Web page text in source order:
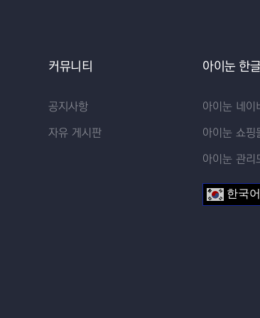
커뮤니티
공지사항
자유 게시판
아이눈 한
아이눈 네이
아이눈 쇼핑
아이눈 관리
한국어